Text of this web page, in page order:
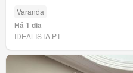
Varanda
Há 1 dia
IDEALISTA.PT